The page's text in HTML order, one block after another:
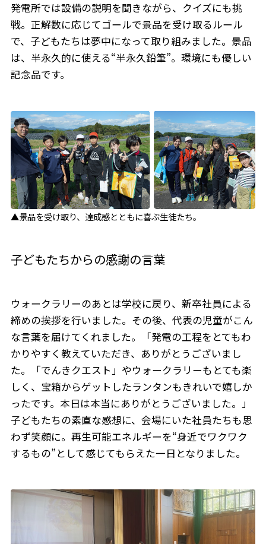
発電所では設備の説明を聞きながら、クイズにも挑
戦。正解数に応じてゴールで景品を受け取るルール
で、子どもたちは夢中になって取り組みました。景品
は、半永久的に使える“半永久鉛筆”。環境にも優しい
記念品です。
▲景品を受け取り、達成感とともに喜ぶ生徒たち。
子どもたちからの感謝の言葉
ウォークラリーのあとは学校に戻り、新卒社員による
締めの挨拶を行いました。その後、代表の児童がこん
な言葉を届けてくれました。「発電の工程をとてもわ
かりやすく教えていただき、ありがとうございまし
た。「でんきクエスト」やウォークラリーもとても楽
しく、宝箱からゲットしたランタンもきれいで嬉しか
ったです。本日は本当にありがとうございました。」
子どもたちの素直な感想に、会場にいた社員たちも思
わず笑顔に。再生可能エネルギーを“身近でワクワク
するもの”として感じてもらえた一日となりました。